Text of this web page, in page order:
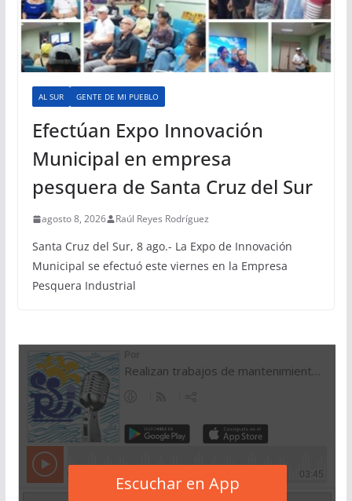
AL SUR GENTE DE MI PUEBLO
Efectúan Expo Innovación
Municipal en empresa
pesquera de Santa Cruz del Sur
agosto 8, 2026 Raúl Reyes Rodríguez
Santa Cruz del Sur, 8 ago.- La Expo de Innovación
Municipal se efectuó este viernes en la Empresa
Pesquera Industrial